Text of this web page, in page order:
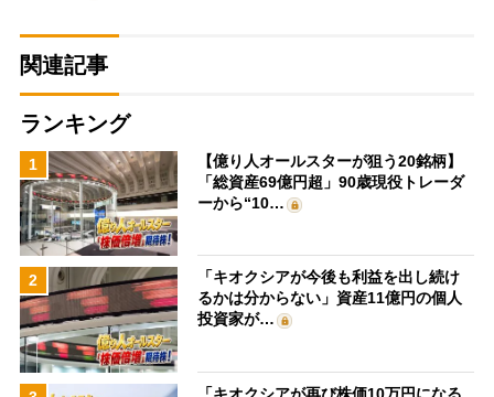
関連記事
ランキング
1
【億り人オールスターが狙う20銘柄】
「総資産69億円超」90歳現役トレーダ
ーから“10…
2
「キオクシアが今後も利益を出し続け
るかは分からない」資産11億円の個人
投資家が…